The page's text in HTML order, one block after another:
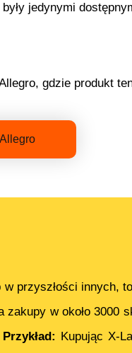
jedynymi
gdzie produkt
przyszłości innych,
w około 3000
Przykład: KupującX-